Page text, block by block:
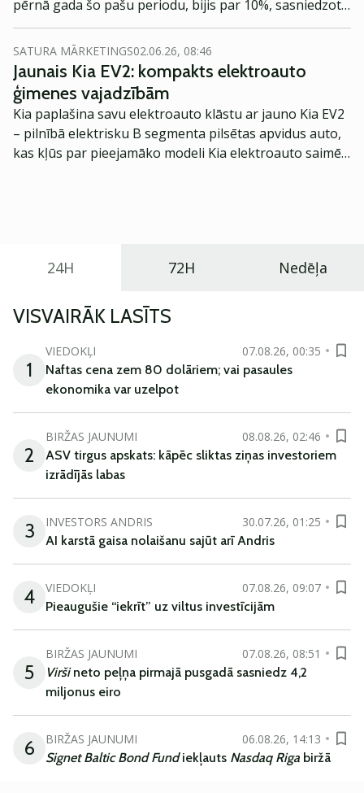
pērnā gada šo pašu periodu, bijis par 10%, sasniedzot
5.29 milj. eiro apgrozījumu, un ir uzrādīts vēsturiski
augstākais līmenis, kāds uzņēmumam vispār bijis gada
1.ceturksnī. Tas viss ir ļoti labi un lieliski.
SATURA MĀRKETINGS02.06.26, 08:46
Jaunais Kia EV2: kompakts elektroauto
ģimenes vajadzībām
Kia paplašina savu elektroauto klāstu ar jauno Kia EV2
– pilnībā elektrisku B segmenta pilsētas apvidus auto,
kas kļūs par pieejamāko modeli Kia elektroauto saimē
24H 72H Nedēļa
VISVAIRĀK LASĪTS
1
VIEDOKĻI
07.08.26, 00:35
Naftas cena zem 80 dolāriem; vai pasaules
ekonomika var uzelpot
2
BIRŽAS JAUNUMI
08.08.26, 02:46
ASV tirgus apskats: kāpēc sliktas ziņas investoriem
izrādījās labas
3 INVESTORS ANDRIS
30.07.26, 01:25
AI karstā gaisa nolaišanu sajūt arī Andris
4 VIEDOKĻI
07.08.26, 09:07
Pieaugušie “iekrīt” uz viltus investīcijām
5
BIRŽAS JAUNUMI
07.08.26, 08:51
Viršineto peļņa pirmajā pusgadā sasniedz 4,2
miljonus eiro
6 BIRŽAS JAUNUMI
06.08.26, 14:13
Signet Baltic Bond Fundiekļauts Nasdaq Riga biržā